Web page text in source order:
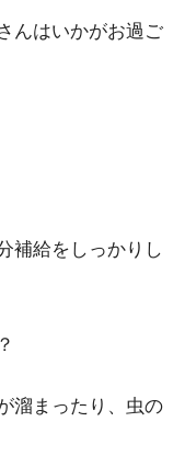
んはいかがお過ご
補給をしっかりし
溜まったり、虫の